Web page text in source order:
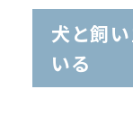
犬と飼
いる